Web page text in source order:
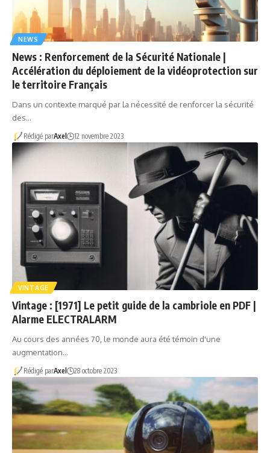
NEWS
News : Renforcement de la Sécurité Nationale |
Accélération du déploiement de la vidéoprotection sur
le territoire Français
Dans un contexte marqué par la nécessité de renforcer la sécurité
des…
Rédigé parAxel 12 novembre 2023
VINTAGE
Vintage : [1971] Le petit guide de la cambriole en PDF |
Alarme ELECTRALARM
Au cours des années 70, le monde aura été témoin d'une
augmentation…
Rédigé parAxel 28 octobre 2023